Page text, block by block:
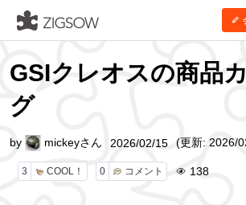
GSIクレオスの商品
グ
3 COOL！ 0 コメント 138
by mickeyさん 2026/02/15 (更新: 2026/